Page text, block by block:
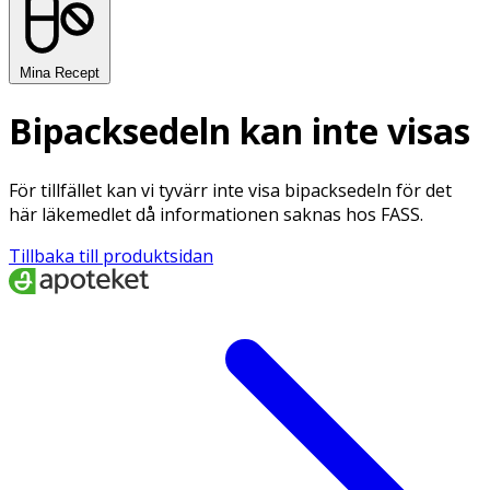
Mina Recept
Bipacksedeln kan inte visas
För tillfället kan vi tyvärr inte visa bipacksedeln för det
här läkemedlet då informationen saknas hos FASS.
Tillbaka till produktsidan